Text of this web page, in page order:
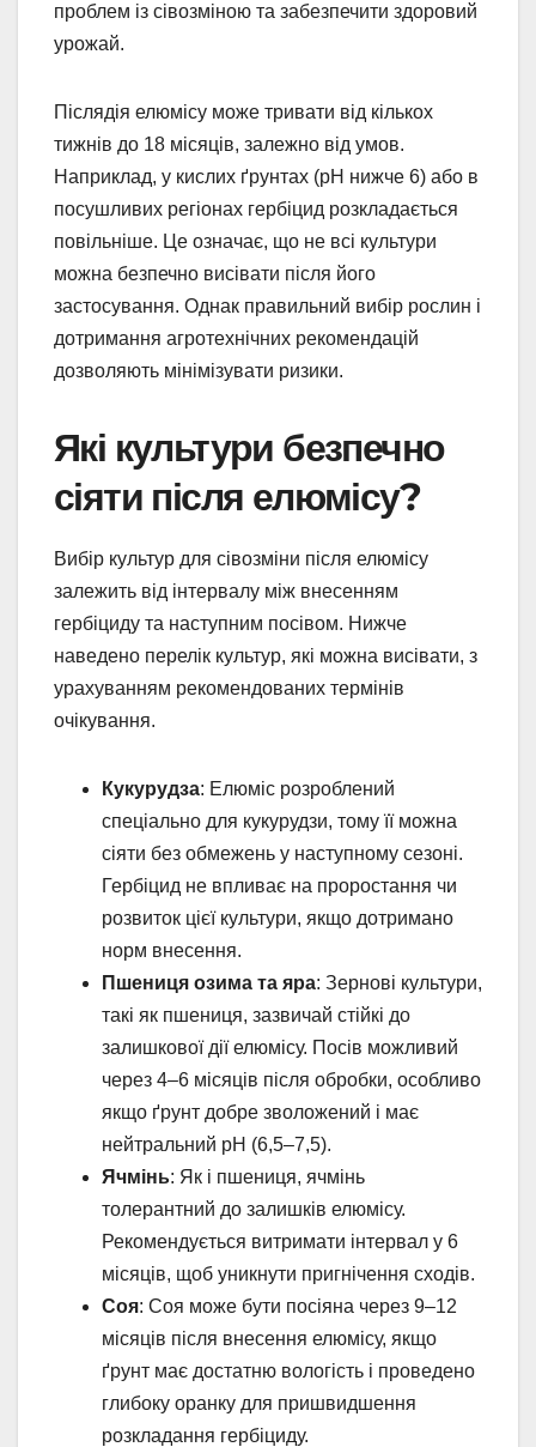
проблем із сівозміною та забезпечити здоровий
урожай.
Післядія елюмісу може тривати від кількох
тижнів до 18 місяців, залежно від умов.
Наприклад, у кислих ґрунтах (pH нижче 6) або в
посушливих регіонах гербіцид розкладається
повільніше. Це означає, що не всі культури
можна безпечно висівати після його
застосування. Однак правильний вибір рослин і
дотримання агротехнічних рекомендацій
дозволяють мінімізувати ризики.
Які культури безпечно
сіяти після елюмісу?
Вибір культур для сівозміни після елюмісу
залежить від інтервалу між внесенням
гербіциду та наступним посівом. Нижче
наведено перелік культур, які можна висівати, з
урахуванням рекомендованих термінів
очікування.
Кукурудза: Елюміс розроблений
спеціально для кукурудзи, тому її можна
сіяти без обмежень у наступному сезоні.
Гербіцид не впливає на проростання чи
розвиток цієї культури, якщо дотримано
норм внесення.
Пшениця озима та яра: Зернові культури,
такі як пшениця, зазвичай стійкі до
залишкової дії елюмісу. Посів можливий
через 4–6 місяців після обробки, особливо
якщо ґрунт добре зволожений і має
нейтральний pH (6,5–7,5).
Ячмінь: Як і пшениця, ячмінь
толерантний до залишків елюмісу.
Рекомендується витримати інтервал у 6
місяців, щоб уникнути пригнічення сходів.
Соя: Соя може бути посіяна через 9–12
місяців після внесення елюмісу, якщо
ґрунт має достатню вологість і проведено
глибоку оранку для пришвидшення
розкладання гербіциду.